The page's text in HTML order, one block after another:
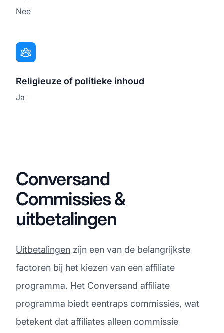
Nee
Religieuze of politieke inhoud
Ja
Conversand
Commissies &
uitbetalingen
Uitbetalingen zijn een van de belangrijkste
factoren bij het kiezen van een affiliate
programma. Het Conversand affiliate
programma biedt eentraps commissies, wat
betekent dat affiliates alleen commissie